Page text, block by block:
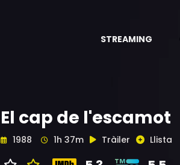
STREAMING
El cap de l'escamot
1988 1h 37m Tràiler Llista